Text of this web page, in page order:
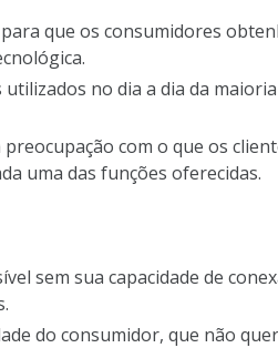
que os consumidores
no dia a dia da
com o que os
uma das funções oferecidas.
sem sua capacidade de
do consumidor, que não